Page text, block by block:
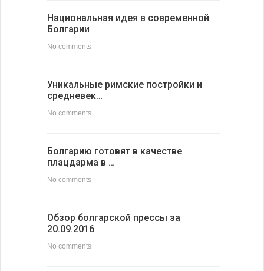
Национальная идея в современной
Болгарии
No comments
Уникальные римские постройки и
средневек…
No comments
Болгарию готовят в качестве
плацдарма в …
No comments
Обзор болгарской прессы за
20.09.2016
No comments